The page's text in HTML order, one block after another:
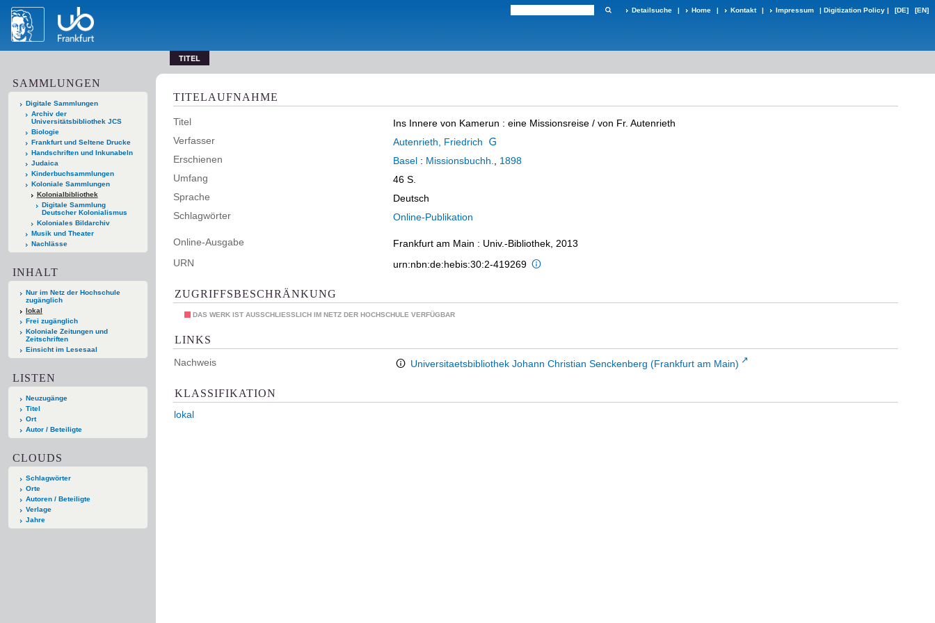
Detailsuche | Home | Kontakt | Impressum | Digitization Policy | [DE] [EN]
TITEL
SAMMLUNGEN
Digitale Sammlungen
Archiv der
Universitätsbibliothek JCS
Biologie
Frankfurt und Seltene Drucke
Handschriften und Inkunabeln
Judaica
Kinderbuchsammlungen
Koloniale Sammlungen
Kolonialbibliothek
Digitale Sammlung
Deutscher Kolonialismus
Koloniales Bildarchiv
Musik und Theater
Nachlässe
INHALT
Nur im Netz der Hochschule
zugänglich
lokal
Frei zugänglich
Koloniale Zeitungen und
Zeitschriften
Einsicht im Lesesaal
LISTEN
Neuzugänge
Titel
Ort
Autor / Beteiligte
CLOUDS
Schlagwörter
Orte
Autoren / Beteiligte
Verlage
Jahre
TITELAUFNAHME
Titel Ins Innere von Kamerun : eine Missionsreise / von Fr. Autenrieth
Verfasser
Autenrieth, Friedrich
Erschienen
Basel : Missionsbuchh.
1898
Umfang
46 S.
Sprache
Deutsch
Schlagwörter
Online-Publikation
Online-Ausgabe
Frankfurt am Main : Univ.-Bibliothek, 2013
URN
urn:nbn:de:hebis:30:2-419269
ZUGRIFFSBESCHRÄNKUNG
DAS WERK IST AUSSCHLIESSLICH IM NETZ DER HOCHSCHULE VERFÜGBAR
LINKS
Nachweis Universitaetsbibliothek Johann Christian Senckenberg (Frankfurt am Main)
KLASSIFIKATION
lokal